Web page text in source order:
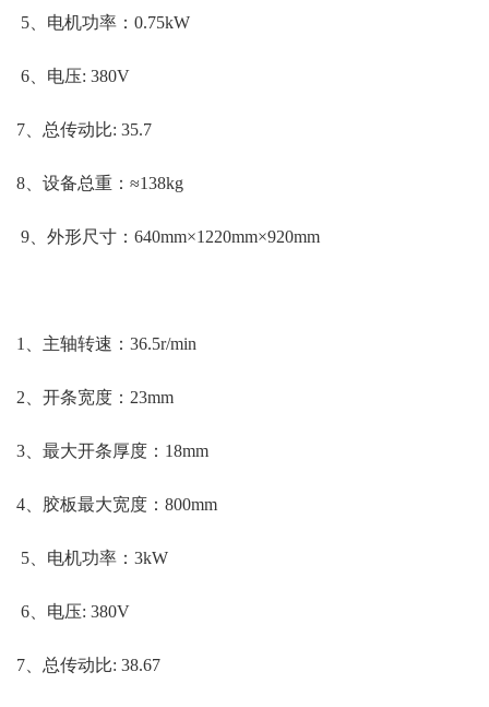
5、电机功率：0.75kW
6、电压: 380V
7、总传动比: 35.7
8、设备总重：≈138kg
9、外形尺寸：640mm×1220mm×920mm
1、主轴转速：36.5r/min
2、开条宽度：23mm
3、最大开条厚度：18mm
4、胶板最大宽度：800mm
5、电机功率：3kW
6、电压: 380V
7、总传动比: 38.67